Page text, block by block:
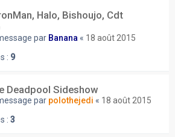
Halo, Bishoujo, Cdt
par Banana « 18 août 2015
: 9
Deadpool Sideshow
par polothejedi « 18 août 2015
: 3